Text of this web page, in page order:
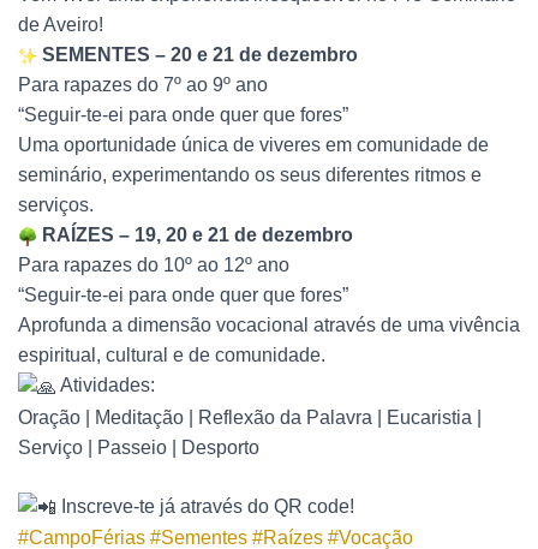
de Aveiro!
SEMENTES – 20 e 21 de dezembro
Para rapazes do 7º ao 9º ano
“Seguir-te-ei para onde quer que fores”
Uma oportunidade única de viveres em comunidade de
seminário, experimentando os seus diferentes ritmos e
serviços.
RAÍZES – 19, 20 e 21 de dezembro
Para rapazes do 10º ao 12º ano
“Seguir-te-ei para onde quer que fores”
Aprofunda a dimensão vocacional através de uma vivência
espiritual, cultural e de comunidade.
Atividades:
Oração | Meditação | Reflexão da Palavra | Eucaristia |
Serviço | Passeio | Desporto
Inscreve-te já através do QR code!
#CampoFérias #Sementes #Raízes #Vocação